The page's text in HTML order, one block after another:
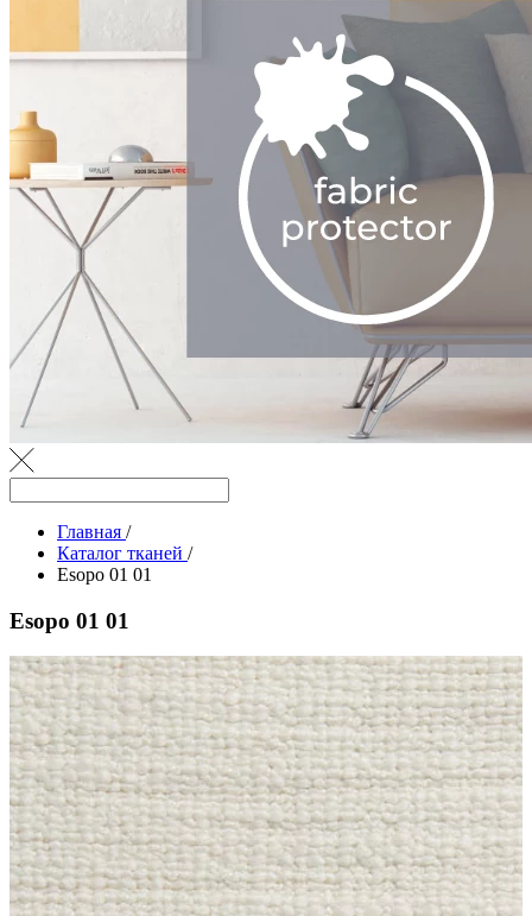
Главная /
Каталог тканей /
Esopo 01 01
Esopo 01 01